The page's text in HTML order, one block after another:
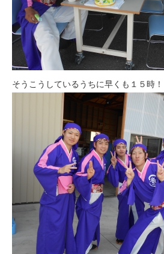
そうこうしているうちに早くも１５時！